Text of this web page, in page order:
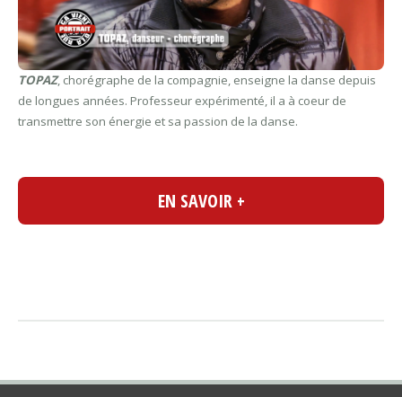
TOPAZ, chorégraphe de la compagnie, enseigne la danse depuis
de longues années. Professeur expérimenté, il a à coeur de
transmettre son énergie et sa passion de la danse.
EN SAVOIR +